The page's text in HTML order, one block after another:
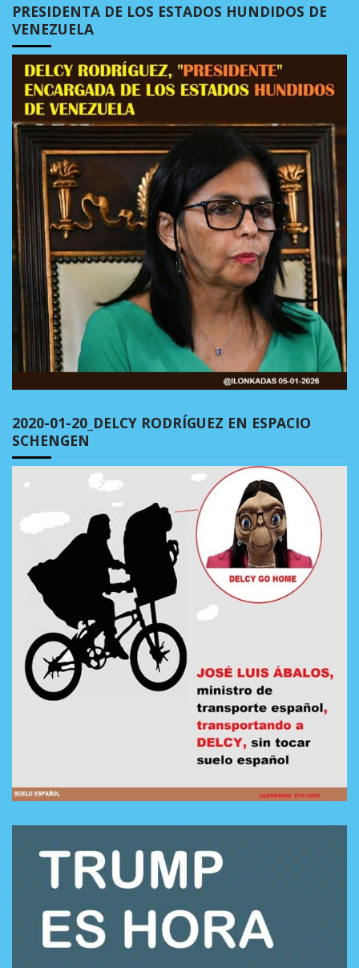
PRESIDENTA DE LOS ESTADOS HUNDIDOS DE
VENEZUELA
2020-01-20_DELCY RODRÍGUEZ EN ESPACIO
SCHENGEN